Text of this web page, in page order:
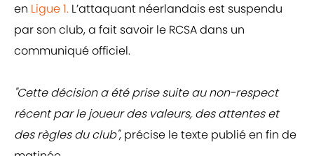
en Ligue 1. L’attaquant néerlandais est suspendu
par son club, a fait savoir le RCSA dans un
communiqué officiel.
"Cette décision a été prise suite au non-respect
récent par le joueur des valeurs, des attentes et
des règles du club", précise le texte publié en fin de